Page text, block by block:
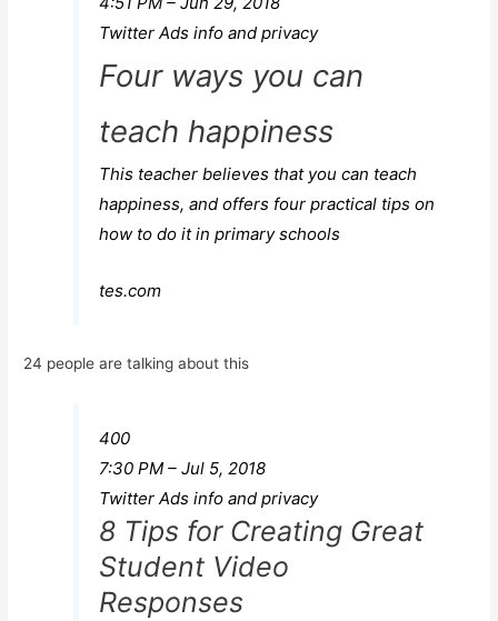
Twitter Ads info and privacy
Four ways you can
teach happiness
This teacher believes that you can teach
happiness, and offers four practical tips on
how to do it in primary schools
tes.com
24 people are talking about this
400
7:30 PM – Jul 5, 2018
Twitter Ads info and privacy
8 Tips for Creating Great
Student Video
Responses